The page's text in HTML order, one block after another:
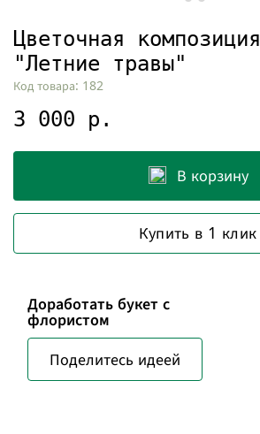
Цветочная композиция
"Летние травы"
Код товара: 182
3 000 р.
В корзину
Купить в 1 клик
Доработать букет с
флористом
Поделитесь идеей